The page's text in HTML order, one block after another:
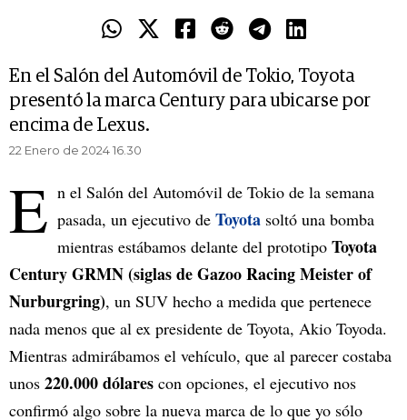
En el Salón del Automóvil de Tokio, Toyota
presentó la marca Century para ubicarse por
encima de Lexus.
22 Enero de 2024 16.30
E n el Salón del Automóvil de Tokio de la semana
pasada, un ejecutivo de Toyota soltó una bomba
mientras estábamos delante del prototipo Toyota
Century GRMN (siglas de Gazoo Racing Meister of
Nurburgring), un SUV hecho a medida que pertenece
nada menos que al ex presidente de Toyota, Akio Toyoda.
Mientras admirábamos el vehículo, que al parecer costaba
unos 220.000 dólares con opciones, el ejecutivo nos
confirmó algo sobre la nueva marca de lo que yo sólo